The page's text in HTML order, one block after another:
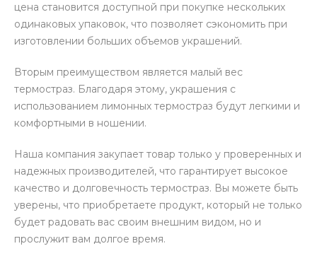
цена становится доступной при покупке нескольких
одинаковых упаковок, что позволяет сэкономить при
изготовлении больших объемов украшений.
Вторым преимуществом является малый вес
термостраз. Благодаря этому, украшения с
использованием лимонных термостраз будут легкими и
комфортными в ношении.
Наша компания закупает товар только у проверенных и
надежных производителей, что гарантирует высокое
качество и долговечность термостраз. Вы можете быть
уверены, что приобретаете продукт, который не только
будет радовать вас своим внешним видом, но и
прослужит вам долгое время.